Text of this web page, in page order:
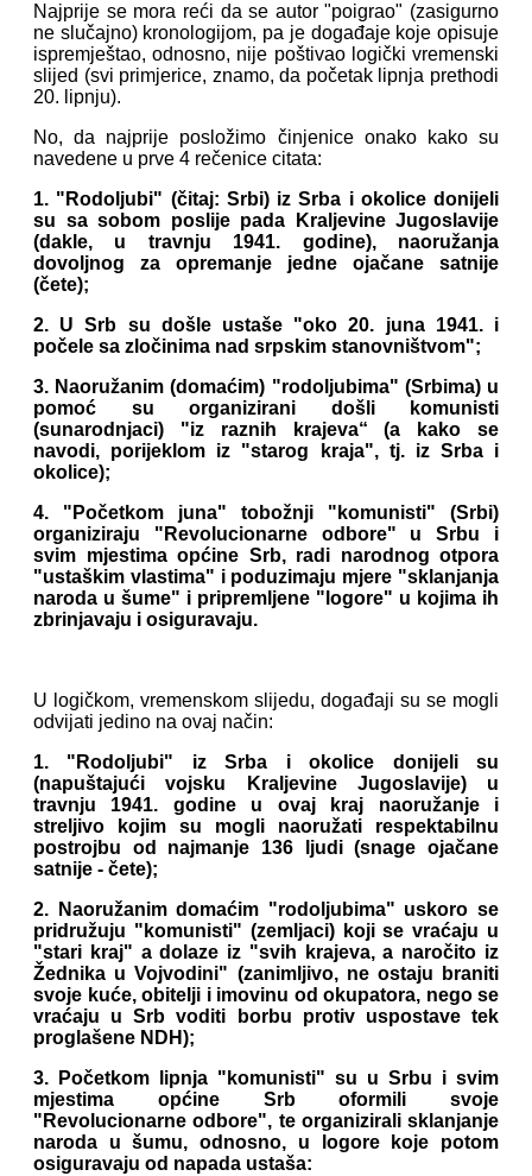
Najprije se mora reći da se autor "poigrao" (zasigurno
ne slučajno) kronologijom, pa je događaje koje opisuje
ispremještao, odnosno, nije poštivao logički vremenski
slijed (svi primjerice, znamo, da početak lipnja prethodi
20. lipnju).
No, da najprije posložimo činjenice onako kako su
navedene u prve 4 rečenice citata:
1. "Rodoljubi" (čitaj: Srbi) iz Srba i okolice donijeli
su sa sobom poslije pada Kraljevine Jugoslavije
(dakle, u travnju 1941. godine), naoružanja
dovoljnog za opremanje jedne ojačane satnije
(čete);
2. U Srb su došle ustaše "oko 20. juna 1941. i
počele sa zločinima nad srpskim stanovništvom";
3. Naoružanim (domaćim) "rodoljubima" (Srbima) u
pomoć su organizirani došli komunisti
(sunarodnjaci) "iz raznih krajeva“ (a kako se
navodi, porijeklom iz "starog kraja", tj. iz Srba i
okolice);
4. "Početkom juna" tobožnji "komunisti" (Srbi)
organiziraju "Revolucionarne odbore" u Srbu i
svim mjestima općine Srb, radi narodnog otpora
"ustaškim vlastima" i poduzimaju mjere "sklanjanja
naroda u šume" i pripremljene "logore" u kojima ih
zbrinjavaju i osiguravaju.
U logičkom, vremenskom slijedu, događaji su se mogli
odvijati jedino na ovaj način:
1. "Rodoljubi" iz Srba i okolice donijeli su
(napuštajući vojsku Kraljevine Jugoslavije) u
travnju 1941. godine u ovaj kraj naoružanje i
streljivo kojim su mogli naoružati respektabilnu
postrojbu od najmanje 136 ljudi (snage ojačane
satnije - čete);
2. Naoružanim domaćim "rodoljubima" uskoro se
pridružuju "komunisti" (zemljaci) koji se vraćaju u
"stari kraj" a dolaze iz "svih krajeva, a naročito iz
Žednika u Vojvodini" (zanimljivo, ne ostaju braniti
svoje kuće, obitelji i imovinu od okupatora, nego se
vraćaju u Srb voditi borbu protiv uspostave tek
proglašene NDH);
3. Početkom lipnja "komunisti" su u Srbu i svim
mjestima općine Srb oformili svoje
"Revolucionarne odbore", te organizirali sklanjanje
naroda u šumu, odnosno, u logore koje potom
osiguravaju od napada ustaša: